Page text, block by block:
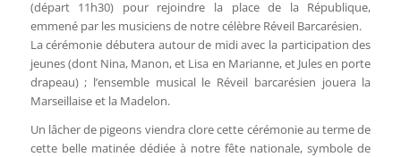
(départ 11h30) pour rejoindre la place de la République,
emmené par les musiciens de notre célèbre Réveil Barcarésien.
La cérémonie débutera autour de midi avec la participation des
jeunes (dont Nina, Manon, et Lisa en Marianne, et Jules en porte
drapeau) ; l’ensemble musical le Réveil barcarésien jouera la
Marseillaise et la Madelon.
Un lâcher de pigeons viendra clore cette cérémonie au terme de
cette belle matinée dédiée à notre fête nationale, symbole de